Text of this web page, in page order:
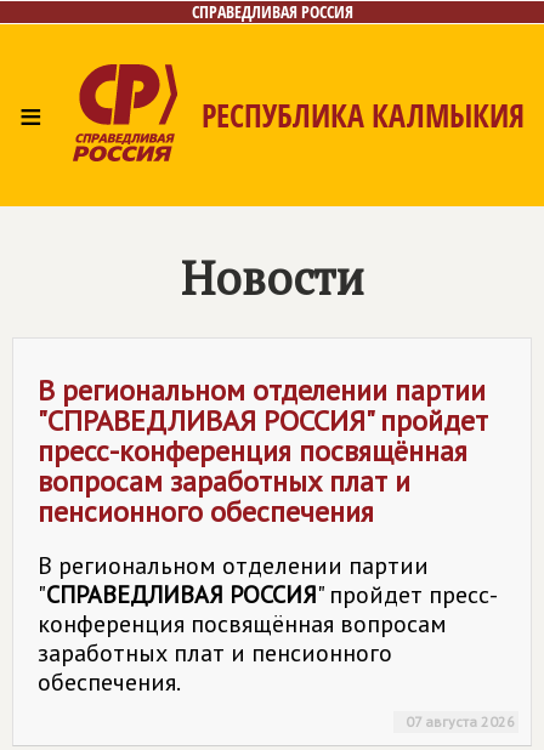
СПРАВЕДЛИВАЯ РОССИЯ
≡ РЕСПУБЛИКА КАЛМЫКИЯ
Новости
В региональном отделении партии
"СПРАВЕДЛИВАЯ РОССИЯ" пройдет
пресс-конференция посвящённая
вопросам заработных плат и
пенсионного обеспечения
В региональном отделении партии
"СПРАВЕДЛИВАЯ РОССИЯ" пройдет пресс-
конференция посвящённая вопросам
заработных плат и пенсионного
обеспечения.
07 августа 2026